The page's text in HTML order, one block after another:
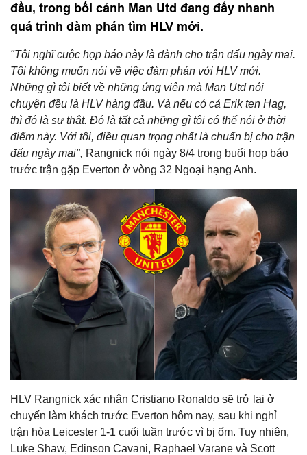
đầu, trong bối cảnh Man Utd đang đẩy nhanh
quá trình đàm phán tìm HLV mới.
"Tôi nghĩ cuộc họp báo này là dành cho trận đấu ngày mai.
Tôi không muốn nói về việc đàm phán với HLV mới.
Những gì tôi biết về những ứng viên mà Man Utd nói
chuyện đều là HLV hàng đầu. Và nếu có cả Erik ten Hag,
thì đó là sự thật. Đó là tất cả những gì tôi có thể nói ở thời
điểm này. Với tôi, điều quan trọng nhất là chuẩn bị cho trận
đấu ngày mai", Rangnick nói ngày 8/4 trong buổi họp báo
trước trận gặp Everton ở vòng 32 Ngoại hạng Anh.
HLV Rangnick xác nhận Cristiano Ronaldo sẽ trở lại ở
chuyến làm khách trước Everton hôm nay, sau khi nghỉ
trận hòa Leicester 1-1 cuối tuần trước vì bị ốm. Tuy nhiên,
Luke Shaw, Edinson Cavani, Raphael Varane và Scott